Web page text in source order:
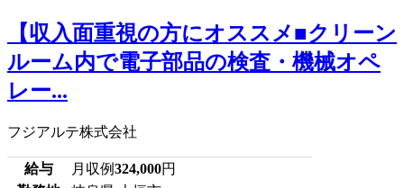
【収入面重視の方にオススメ■クリーン
ルーム内で電子部品の検査・機械オペ
レー...
フジアルテ株式会社
給与 月収例324,000円